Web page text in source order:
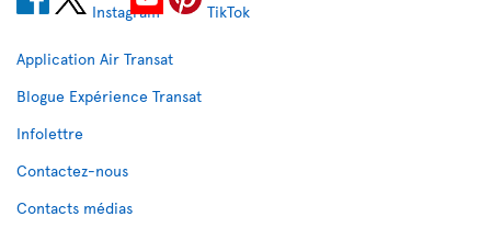
Application Air Transat
Blogue Expérience Transat
Infolettre
Contactez-nous
Contacts médias